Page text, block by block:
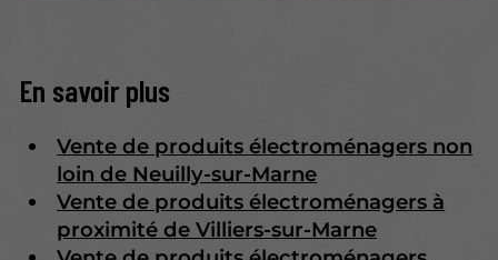
En savoir plus
Vente de produits électroménagers non
loin de Neuilly-sur-Marne
Vente de produits électroménagers à
proximité de Villiers-sur-Marne